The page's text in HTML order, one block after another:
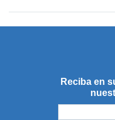
Reciba en